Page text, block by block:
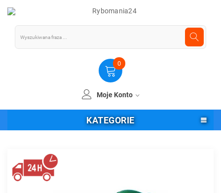
0
Moje Konto
KATEGORIE